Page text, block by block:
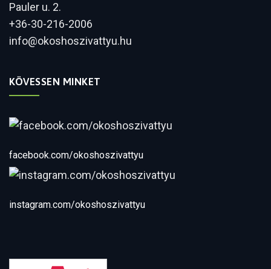
Pauler u. 2.
+36-30-216-2006
info@okoshoszivattyu.hu
KÖVESSEN MINKET
facebook.com/okoshoszivattyu
instagram.com/okoshoszivattyu